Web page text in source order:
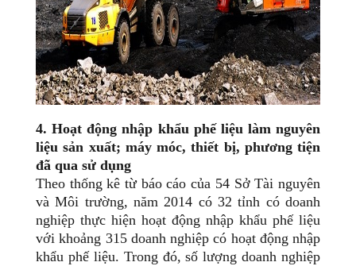
4. Hoạt động nhập khẩu phế liệu làm nguyên
liệu sản xuất; máy móc, thiết bị, phương tiện
đã qua sử dụng
Theo thống kê từ báo cáo của 54 Sở Tài nguyên
và Môi trường, năm 2014 có 32 tỉnh có doanh
nghiệp thực hiện hoạt động nhập khẩu phế liệu
với khoảng 315 doanh nghiệp có hoạt động nhập
khẩu phế liệu. Trong đó, số lượng doanh nghiệp